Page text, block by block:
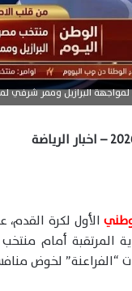
البرازيل وممر شرفي
الأول لكرة
“الفراعنة” لخوض